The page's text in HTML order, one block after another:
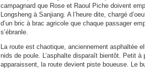
campagnard que Rose et Raoul Piche doivent
Longsheng à Sanjiang. A l’heure dite, chargé
d’un bric à brac agricole que chaque passager
s’ébranle.
La route est chaotique, anciennement asphaltée
nids de poule. L’asphalte disparaît bientôt. Petit à
apparaissent, la route devient piste boueuse. Le